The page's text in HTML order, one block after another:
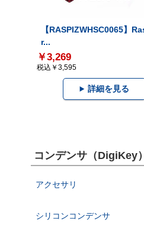
【RASPIZWHSC0065】
r...
￥3,269
税込￥3,595
詳細を見る
コンデンサ（DigiKey
アクセサリ
シリコンコンデンサ